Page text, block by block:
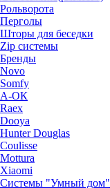
Рольворота
Перголы
Шторы для беседки
Zip системы
Бренды
Novo
Somfy
А-ОК
Raex
Dooya
Hunter Douglas
Coulisse
Mottura
Xiaomi
Системы "Умный дом"